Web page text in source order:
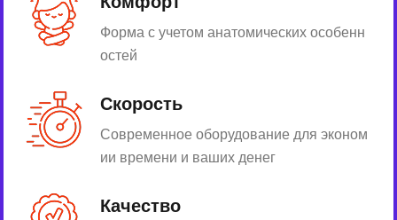
Форма с учетом анатомических особенн
остей
Скорость
Современное оборудование для эконом
ии времени и ваших денег
Качество